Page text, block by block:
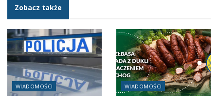
Zobacz także
WIADOMOŚCI WIADOMOŚCI